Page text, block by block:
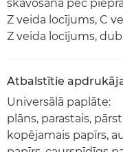
skavošana pēc
Z veida locījums, C
Z veida locījums,
Atbalstītie
Universālā paplāte:
plāns, parastais,
kopējamais papīrs,